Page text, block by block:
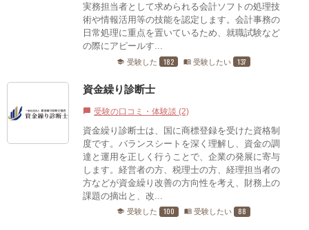
実務担当者として求められる会計ソフトの処理技
術や情報活用等の技能を認定します。会計事務の
日常処理に重点を置いているため、就職試験など
の際にアピールす...
school 受験した 182 menu_book 受験したい 137
資金繰り診断士
chat_bubble 受験の口コミ・体験談 (2)
資金繰り診断士は、国に商標登録を受けた資格制
度です。バランスシートを深く理解し、資金の調
達と運用を正しく行うことで、企業の発展に寄与
します。経営者の方、税理士の方、経理担当者の
方などが資金繰り改善の方向性を考え、財務上の
課題の摘出と、改...
school 受験した 100 menu_book 受験したい 88